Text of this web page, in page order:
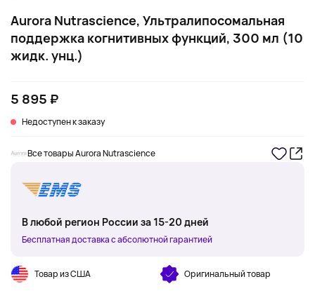
Aurora Nutrascience, Ультралипосомальная
поддержка когнитивных функций, 300 мл (10
жидк. унц.)
5 895 ₽
Недоступен к заказу
Все товары Aurora Nutrascience
В любой регион России за 15-20 дней
Бесплатная доставка с абсолютной гарантией
Товар из США Оригинальный товар